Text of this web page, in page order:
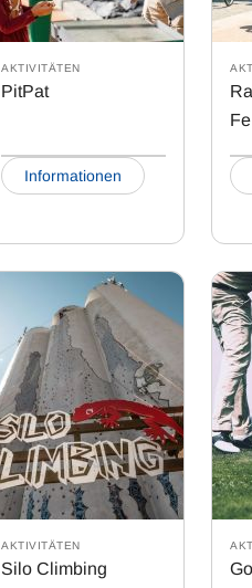
AKTIVITÄTEN
PitPat
Informationen
AKTIVITÄTEN
Silo Climbing